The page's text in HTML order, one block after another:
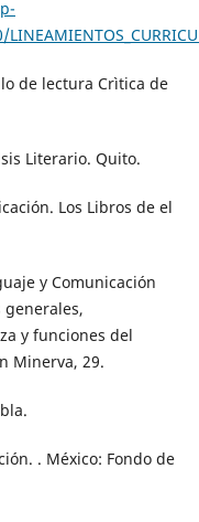
de lectura Crìtica de
Literario. Quito.
Los Libros de el
y Comunicación
generales,
y funciones del
Minerva, 29.
. México: Fondo de